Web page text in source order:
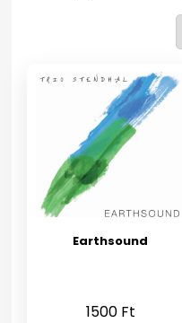
Earthsound
1500 Ft